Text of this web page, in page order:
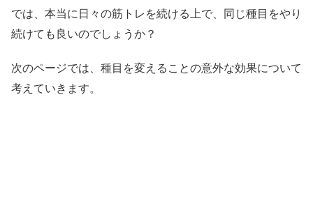
では、本当に日々の筋トレを続ける上で、同じ種目をやり
続けても良いのでしょうか？
次のページでは、種目を変えることの意外な効果について
考えていきます。